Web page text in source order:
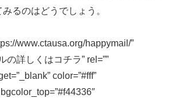
るのはどうでしょう。
www.ctausa.org/happymail/”
の詳しくはコチラ” rel=””
color=”#fff”